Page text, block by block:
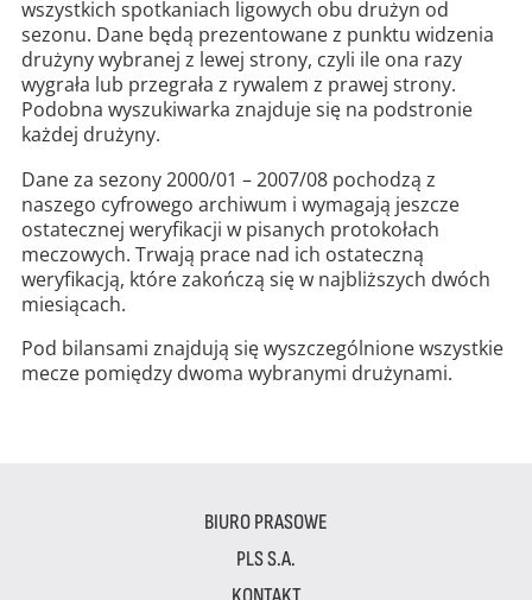
wszystkich spotkaniach ligowych obu drużyn od
sezonu. Dane będą prezentowane z punktu widzenia
drużyny wybranej z lewej strony, czyli ile ona razy
wygrała lub przegrała z rywalem z prawej strony.
Podobna wyszukiwarka znajduje się na podstronie
każdej drużyny.
Dane za sezony 2000/01 – 2007/08 pochodzą z
naszego cyfrowego archiwum i wymagają jeszcze
ostatecznej weryfikacji w pisanych protokołach
meczowych. Trwają prace nad ich ostateczną
weryfikacją, które zakończą się w najbliższych dwóch
miesiącach.
Pod bilansami znajdują się wyszczególnione wszystkie
mecze pomiędzy dwoma wybranymi drużynami.
BIURO PRASOWE
PLS S.A.